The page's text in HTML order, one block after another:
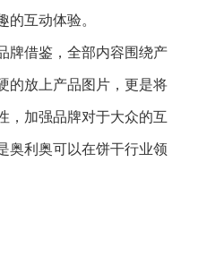
的互动体验。
牌借鉴，全部内容围绕产
的放上产品图片，更是将
，加强品牌对于大众的互
奥利奥可以在饼干行业领